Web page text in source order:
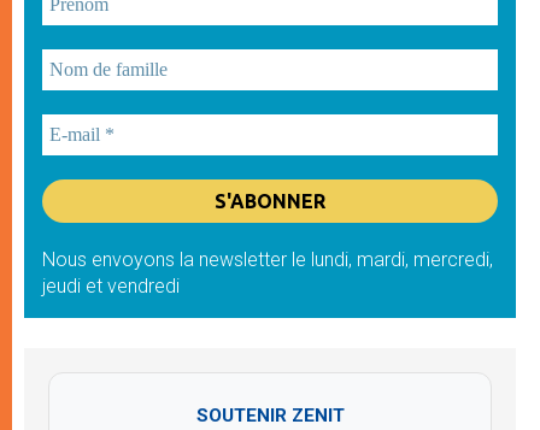
Nous envoyons la newsletter le lundi, mardi, mercredi,
jeudi et vendredi
SOUTENIR ZENIT